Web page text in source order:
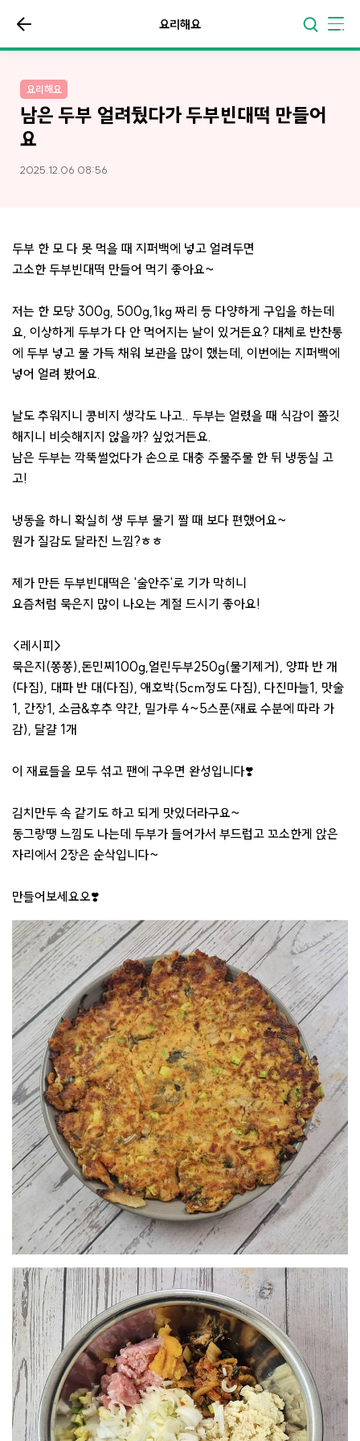
요리해요
요리해요
남은 두부 얼려뒀다가 두부빈대떡 만들어
요
2025.12.06 08:56
두부 한 모 다 못 먹을 때 지퍼백에 넣고 얼려두면
고소한 두부빈대떡 만들어 먹기 좋아요~
저는 한 모당 300g, 500g,1kg 짜리 등 다양하게 구입을 하는데
요, 이상하게 두부가 다 안 먹어지는 날이 있거든요? 대체로 반찬통
에 두부 넣고 물 가득 채워 보관을 많이 했는데, 이번에는 지퍼백에
넣어 얼려 봤어요.
날도 추워지니 콩비지 생각도 나고.. 두부는 얼렸을 때 식감이 쫄깃
해지니 비슷해지지 않을까? 싶었거든요.
남은 두부는 깍뚝썰었다가 손으로 대충 주물주물 한 뒤 냉동실 고
고!
냉동을 하니 확실히 생 두부 물기 짤 때 보다 편했어요~
뭔가 질감도 달라진 느낌?ㅎㅎ
제가 만든 두부빈대떡은 '술안주'로 기가 막히니
요즘처럼 묵은지 많이 나오는 계절 드시기 좋아요!
<레시피>
묵은지(쫑쫑),돈민찌100g,얼린두부250g(물기제거), 양파 반 개
(다짐), 대파 반 대(다짐), 애호박(5cm정도 다짐), 다진마늘1, 맛술
1, 간장1, 소금&후추 약간, 밀가루 4~5스푼(재료 수분에 따라 가
감), 달걀 1개
이 재료들을 모두 섞고 팬에 구우면 완성입니다❣️
김치만두 속 같기도 하고 되게 맛있더라구요~
동그랑땡 느낌도 나는데 두부가 들어가서 부드럽고 꼬소한게 앉은
자리에서 2장은 순삭입니다~
만들어보세요오❣️